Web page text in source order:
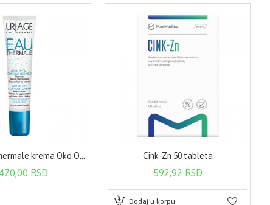
RSD
Cink-Zn 50 tableta
592,92 RSD
Dodaj u korpu